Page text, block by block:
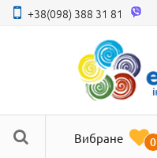
+38(098) 388 31 81
Вибране 0